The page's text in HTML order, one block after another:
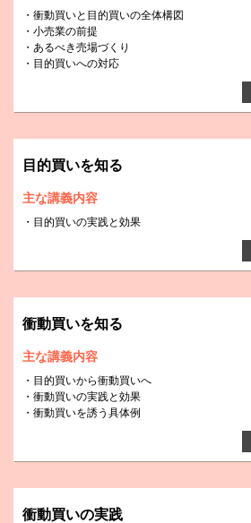
衝動買いと目的買いの全体構図
小売業の前提
あるべき売場づくり
目的買いへの対応
目的買いを知る
主な講義内容
目的買いの実践と効果
衝動買いを知る
主な講義内容
目的買いから衝動買いへ
衝動買いの実践と効果
衝動買いを誘う具体例
衝動買いの実践